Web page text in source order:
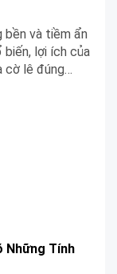
bền và tiềm ẩn
biến, lợi ích của
cờ lê đúng
Những Tính